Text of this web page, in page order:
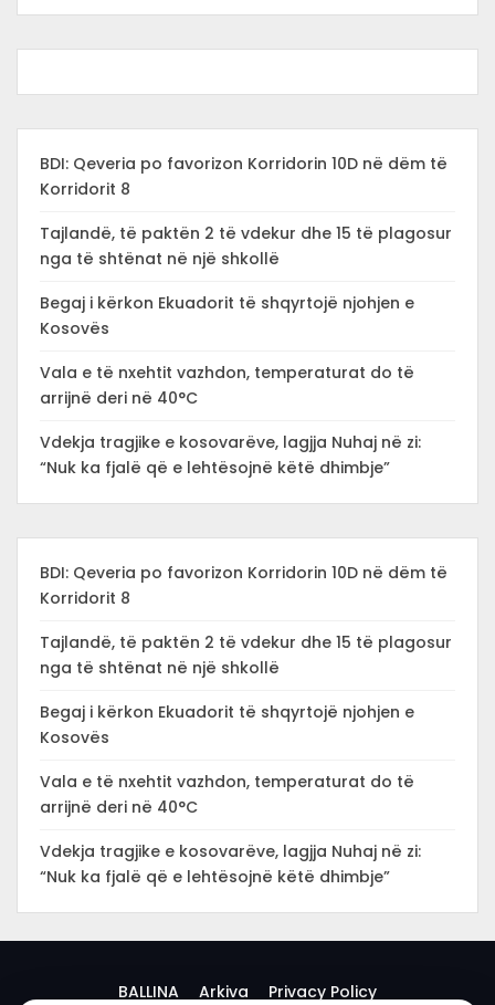
BDI: Qeveria po favorizon Korridorin 10D në dëm të
Korridorit 8
Tajlandë, të paktën 2 të vdekur dhe 15 të plagosur
nga të shtënat në një shkollë
Begaj i kërkon Ekuadorit të shqyrtojë njohjen e
Kosovës
Vala e të nxehtit vazhdon, temperaturat do të
arrijnë deri në 40°C
Vdekja tragjike e kosovarëve, lagjja Nuhaj në zi:
“Nuk ka fjalë që e lehtësojnë këtë dhimbje”
BDI: Qeveria po favorizon Korridorin 10D në dëm të
Korridorit 8
Tajlandë, të paktën 2 të vdekur dhe 15 të plagosur
nga të shtënat në një shkollë
Begaj i kërkon Ekuadorit të shqyrtojë njohjen e
Kosovës
Vala e të nxehtit vazhdon, temperaturat do të
arrijnë deri në 40°C
Vdekja tragjike e kosovarëve, lagjja Nuhaj në zi:
“Nuk ka fjalë që e lehtësojnë këtë dhimbje”
BALLINA Arkiva Privacy Policy